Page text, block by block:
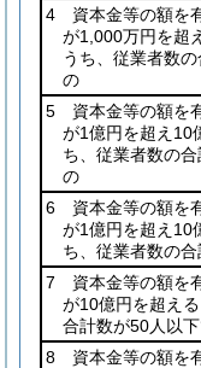
4 資本金等の額を
が1,000万円を超
うち、従業者数
の
5 資本金等の額を
が1億円を超え10
ち、従業者数の
の
6 資本金等の額を
が1億円を超え10
ち、従業者数の
7 資本金等の額を
が10億円を超え
合計数が50人以
8 資本金等の額を